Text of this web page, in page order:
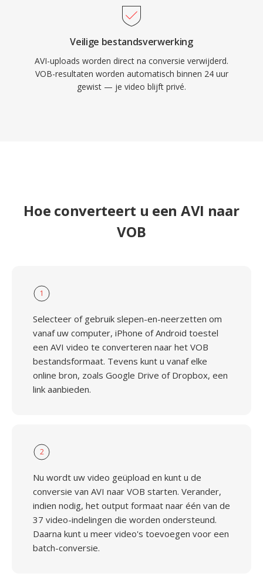
Veilige bestandsverwerking
AVI-uploads worden direct na conversie verwijderd.
VOB-resultaten worden automatisch binnen 24 uur
gewist — je video blijft privé.
Hoe converteert u een AVI naar
VOB
1
Selecteer of gebruik slepen-en-neerzetten om
vanaf uw computer, iPhone of Android toestel
een AVI video te converteren naar het VOB
bestandsformaat. Tevens kunt u vanaf elke
online bron, zoals Google Drive of Dropbox, een
link aanbieden.
2
Nu wordt uw video geüpload en kunt u de
conversie van AVI naar VOB starten. Verander,
indien nodig, het output formaat naar één van de
37 video-indelingen die worden ondersteund.
Daarna kunt u meer video's toevoegen voor een
batch-conversie.